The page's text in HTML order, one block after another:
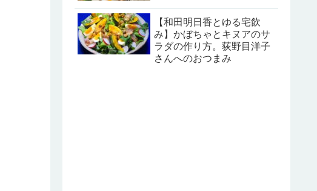
【和田明日香とゆる宅飲
み】かぼちゃとキヌアのサ
ラダの作り方。荻野目洋子
さんへのおつまみ